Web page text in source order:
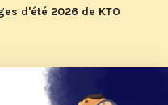
d'été 2026 de KTO
du pape Léon
à suivre sur KTO le